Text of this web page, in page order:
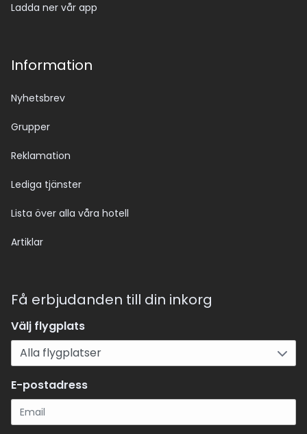
Ladda ner vår app
Information
Nyhetsbrev
Grupper
Reklamation
Lediga tjänster
Lista över alla våra hotell
Artiklar
Få erbjudanden till din inkorg
Välj flygplats
E-postadress